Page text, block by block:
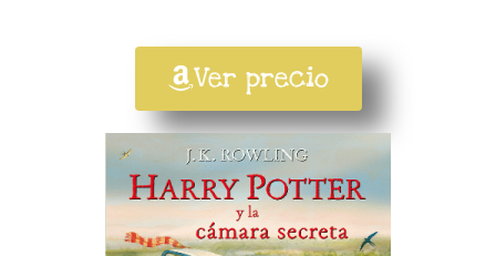
Ver precio